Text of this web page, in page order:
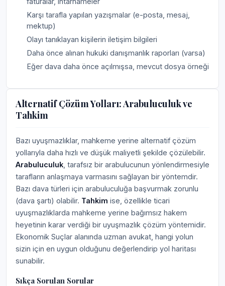
Karşı tarafla yapılan yazışmalar (e-posta, mesaj,
mektup)
Olayı tanıklayan kişilerin iletişim bilgileri
Daha önce alınan hukuki danışmanlık raporları (varsa)
Eğer dava daha önce açılmışsa, mevcut dosya örneği
Alternatif Çözüm Yolları: Arabuluculuk ve
Tahkim
Bazı uyuşmazlıklar, mahkeme yerine alternatif çözüm
yollarıyla daha hızlı ve düşük maliyetli şekilde çözülebilir.
Arabuluculuk , tarafsız bir arabulucunun yönlendirmesiyle
tarafların anlaşmaya varmasını sağlayan bir yöntemdir.
Bazı dava türleri için arabuluculuğa başvurmak zorunlu
(dava şartı) olabilir. Tahkim ise, özellikle ticari
uyuşmazlıklarda mahkeme yerine bağımsız hakem
heyetinin karar verdiği bir uyuşmazlık çözüm yöntemidir.
Ekonomik Suçlar alanında uzman avukat, hangi yolun
sizin için en uygun olduğunu değerlendirip yol haritası
sunabilir.
Sıkça Sorulan Sorular